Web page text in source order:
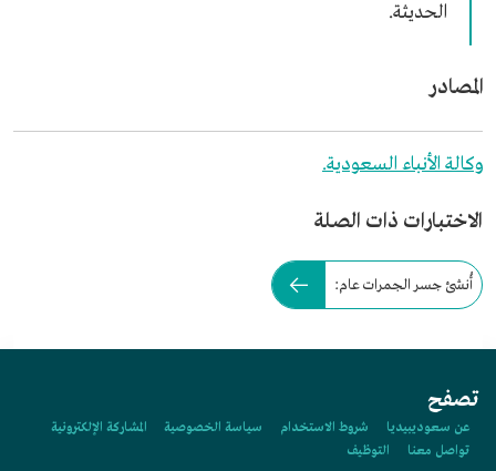
الحديثة.
المصادر
وكالة الأنباء السعودية.
الاختبارات ذات الصلة
أُنشئ جسر الجمرات عام:
تصفح
عن سعوديبيديا شروط الاستخدام سياسة الخصوصية
المشاركة الإلكترونية
تواصل معنا
التوظيف